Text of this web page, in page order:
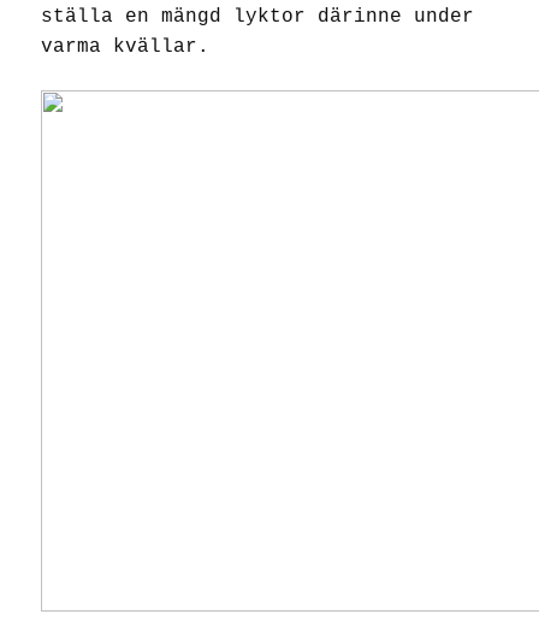
ställa en mängd lyktor därinne under
varma kvällar.